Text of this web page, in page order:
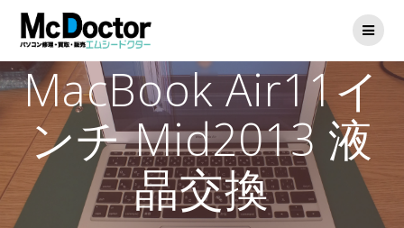
MacBook Air11イ
ンチ Mid2013 液
晶交換